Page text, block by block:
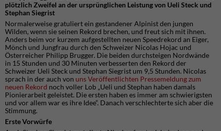
plötzlich Zweifel an der ursprünglichen Leistung von Ueli Steck und
Stephan Siegrist
Normalerweise gratuliert ein gestandener Alpinist den jungen
Wilden, wenn sie seinen Rekord brechen, und freut sich mit ihnen.
Anders beim vor kurzem aufgestellten neuen Speedrekord an Eiger,
Mönch und Jungfrau durch den Schweizer Nicolas Hojac und
Österreicher Philipp Brugger. Die beiden durchsteigen Nordwände
in 15 Stunden und 30 Minuten verbesserten den Rekord der
Schweizer Ueli Steck und Stephan Siegrist um 9,5 Stunden. Nicolas
sprach in der auch von unsVeröffentlichten Pressemeldung zum
neuen Rekord noch voller Lob „Ueli und Stephan haben damals
Pionierarbeit geleistet. Die ersten haben es immer am schwierigsten
und vor allem war es ihre Idee“. Danach verschlechterte sich aber die
Stimmung.
Erste Vorwürfe